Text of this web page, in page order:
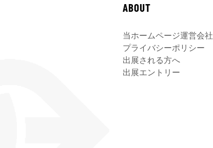
ABOUT
当ホームページ運営会社
プライバシーポリシー
出展される方へ
出展エントリー